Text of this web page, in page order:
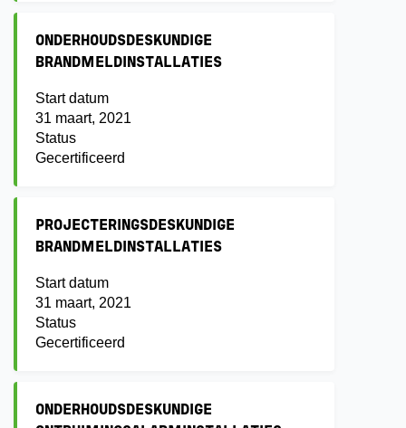
ONDERHOUDSDESKUNDIGE
BRANDMELDINSTALLATIES
Start datum
31 maart, 2021
Status
Gecertificeerd
PROJECTERINGSDESKUNDIGE
BRANDMELDINSTALLATIES
Start datum
31 maart, 2021
Status
Gecertificeerd
ONDERHOUDSDESKUNDIGE